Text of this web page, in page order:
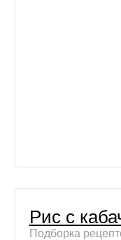
Рис с
Подборка